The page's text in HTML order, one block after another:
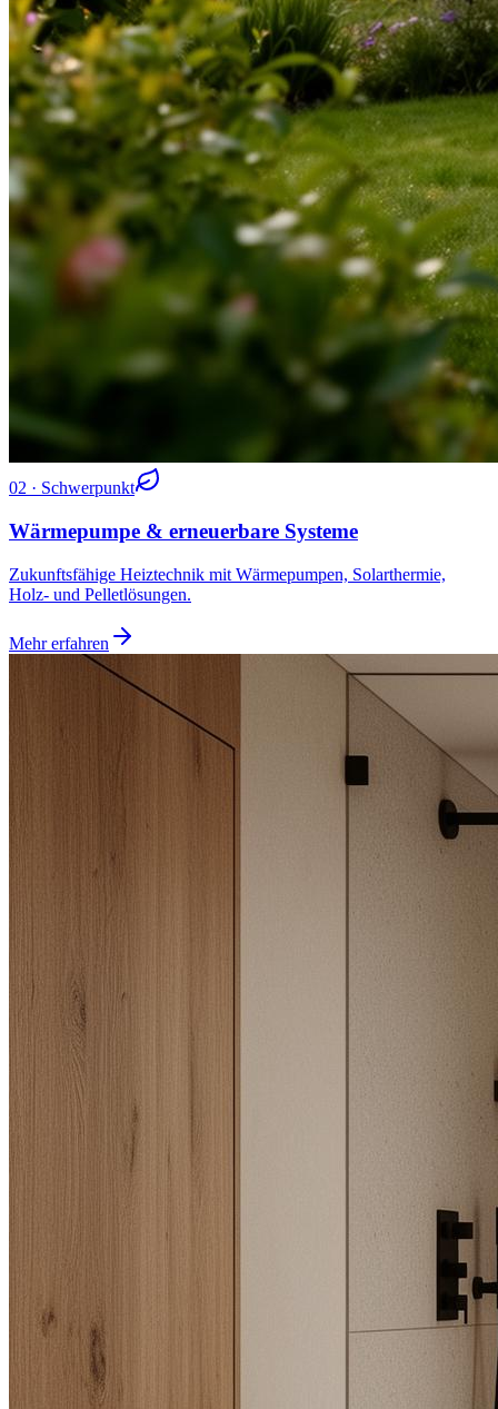
02 · Schwerpunkt
Wärmepumpe & erneuerbare Systeme
Zukunftsfähige Heiztechnik mit Wärmepumpen, Solarthermie,
Holz- und Pelletlösungen.
Mehr erfahren